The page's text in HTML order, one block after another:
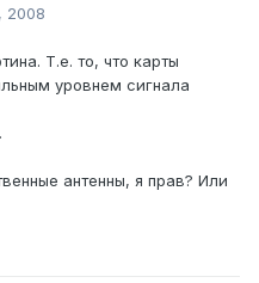
2008
Т.е. то, что карты
уровнем сигнала
антенны, я прав? Или